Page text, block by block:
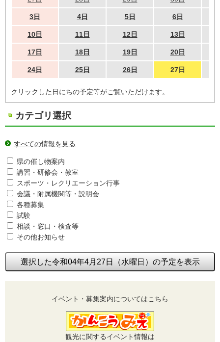
3日 4日 5日 6日
10日 11日 12日 13日
17日 18日 19日 20日
24日 25日 26日 27日
クリックした日にちの予定等がご覧いただけます。
カテゴリ選択
すべての情報を見る
県の催し物案内
講習・研修会・教室
スポーツ・レクリエーション行事
会議・附属機関等・説明会
各種募集
試験
相談・窓口・検査等
その他お知らせ
選択した令和04年4月27日（水曜日）の予定を表示
イベント・募集案内についてはこちら
観光に関するイベント情報は